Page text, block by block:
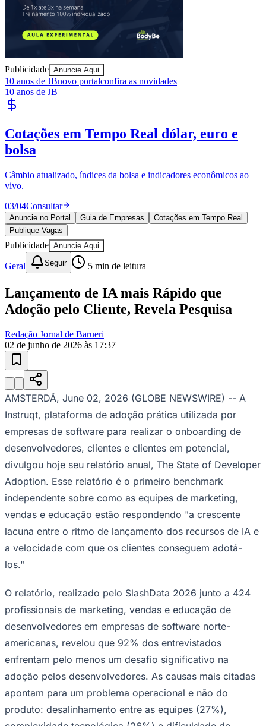
Athletico-PR
Bragantino
Publicidade Anuncie Aqui
10 anos de JBnovo portalconfira as novidades
10 anos de JB
Publique Vagas encontre talentos
Publique vagas e encontre os melhores profissionais da região.
04/04Publicar
Anuncie no Portal
Publique Vagas
Publicidade Anuncie Aqui
Geral Seguir 5min de leitura
Lançamento de IA mais Rápido que
Redação Jornal de Barueri
02 de junho de 2026 às 17:37
AMSTERDÃ, June 02, 2026 (GLOBE NEWSWIRE) -- A
Instruqt, plataforma de adoção prática utilizada por
empresas de software para realizar o onboarding de
desenvolvedores, clientes e clientes em potencial,
divulgou hoje seu relatório anual,The State of Developer
Adoption . Esse relatório é o primeiro benchmark
independente sobre como as equipes de marketing,
vendas e educação estão respondendo "a crescente
lacuna entre o ritmo de lançamento dos recursos de IA e
a velocidade com que os clientes conseguem adotá-
los."
O relatório, realizado pelo SlashData 2026 junto a 424
desenvolvedores em empresas de software norte-
americanas, revelou que 92% dos entrevistados
enfrentam pelo menos um desafio significativo na
adoção pelos desenvolvedores. As causas mais citadas
apontam para um problema operacional e não do
produto: desalinhamento entre as equipes (27%),
complexidade tecnológica (26%) e dificuldade de
manter o conteúdo preciso "a medida que os produtos